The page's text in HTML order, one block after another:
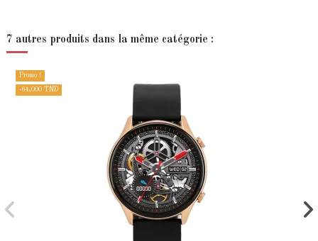
7 autres produits dans la même catégorie :
Promo !
-64,000 TND